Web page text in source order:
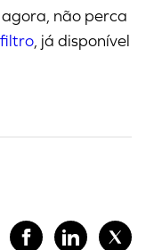
agora, não perca
filtro, já disponível